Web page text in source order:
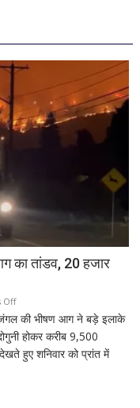
का तांडव, 20 हजार
Offon
कनाडा
के
ब्रिटिश
जंगल की भीषण आग ने बड़े इलाके
होकर करीब 9,500
हुए शनिवार को प्रांत में